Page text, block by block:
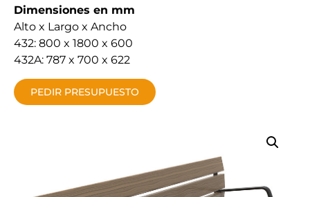
Dimensiones en mm
Alto x Largo x Ancho
432: 800 x 1800 x 600
432A: 787 x 700 x 622
PEDIR PRESUPUESTO